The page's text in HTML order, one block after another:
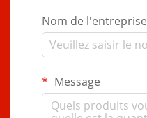
Nom de l'entreprise
Message